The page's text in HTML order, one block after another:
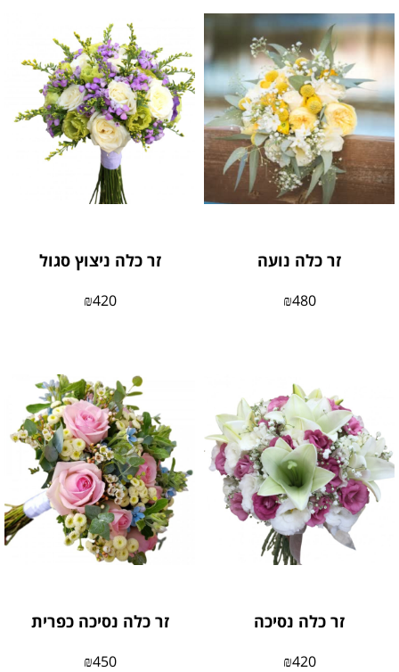
זר כלה נועה
₪480
זר כלה ניצוץ סגול
₪420
זר כלה נסיכה
₪420
זר כלה נסיכה כפרית
₪450